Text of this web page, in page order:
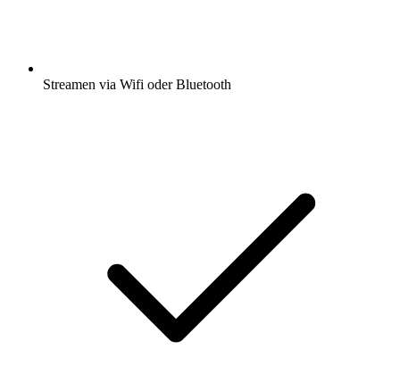
Streamen via Wifi oder Bluetooth